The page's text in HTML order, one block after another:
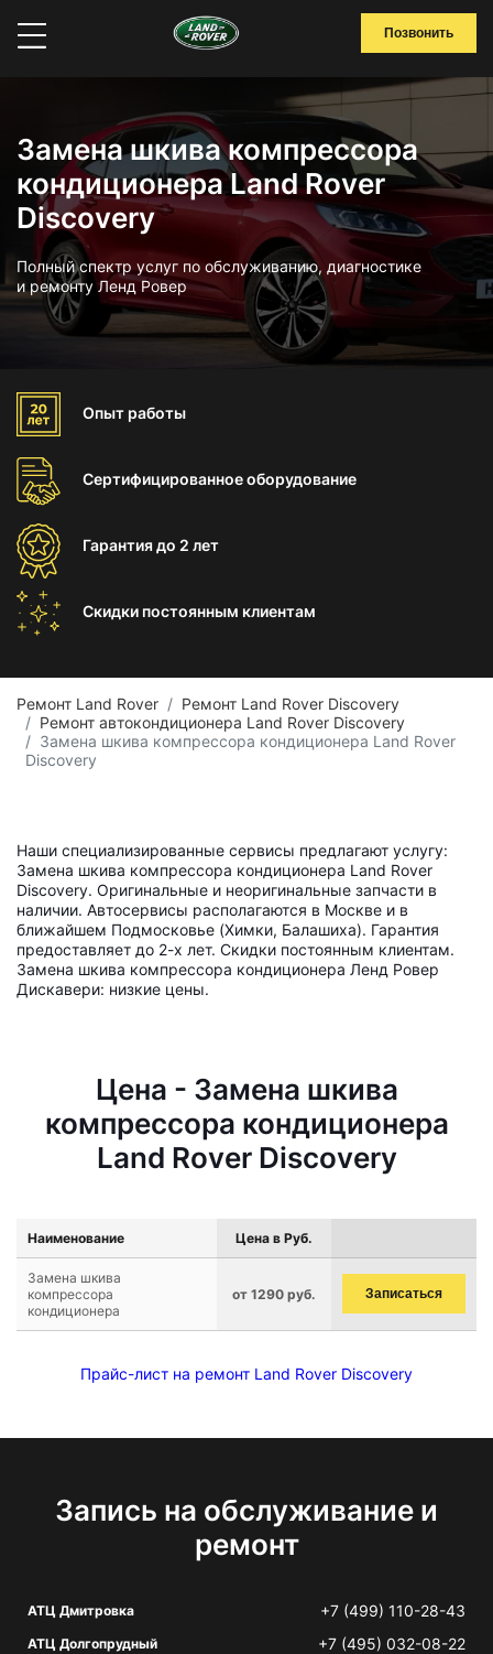
Позвонить
Замена шкива компрессора
кондиционера Land Rover
Discovery
Полный спектр услуг по обслуживанию, диагностике
и ремонту Ленд Ровер
Опыт работы
Сертифицированноеоборудование
Гарантиядо 2 лет
Скидки постоянным клиентам
Ремонт Land Rover
Ремонт Land Rover Discovery
Ремонт автокондиционера Land Rover Discovery
Замена шкива компрессора кондиционера Land Rover
Discovery
Наши специализированные сервисы предлагают услугу:
Замена шкива компрессора кондиционера Land Rover
Discovery. Оригинальные и неоригинальные запчасти в
наличии. Автосервисы располагаются в Москве и в
ближайшем Подмосковье (Химки, Балашиха). Гарантия
предоставляет до 2-х лет. Скидки постоянным клиентам.
Замена шкива компрессора кондиционера Ленд Ровер
Дискавери: низкие цены.
Цена - Замена шкива
компрессора кондиционера
Land Rover Discovery
Наименование Цена в Руб.
Замена шкива
компрессора
кондиционера
от 1290 руб. Записаться
Прайс-лист на ремонт Land Rover Discovery
Запись на обслуживание и
ремонт
АТЦ Дмитровка +7 (499) 110-28-43
АТЦ Долгопрудный +7 (495) 032-08-22